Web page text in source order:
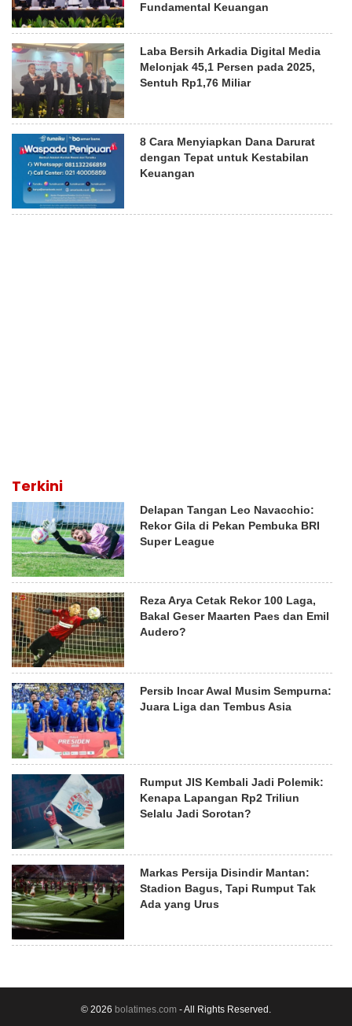
Fundamental Keuangan
Laba Bersih Arkadia Digital Media
Melonjak 45,1 Persen pada 2025,
Sentuh Rp1,76 Miliar
8 Cara Menyiapkan Dana Darurat
dengan Tepat untuk Kestabilan
Keuangan
Terkini
Delapan Tangan Leo Navacchio:
Rekor Gila di Pekan Pembuka BRI
Super League
Reza Arya Cetak Rekor 100 Laga,
Bakal Geser Maarten Paes dan Emil
Audero?
Persib Incar Awal Musim Sempurna:
Juara Liga dan Tembus Asia
Rumput JIS Kembali Jadi Polemik:
Kenapa Lapangan Rp2 Triliun
Selalu Jadi Sorotan?
Markas Persija Disindir Mantan:
Stadion Bagus, Tapi Rumput Tak
Ada yang Urus
© 2026 bolatimes.com - All Rights Reserved.